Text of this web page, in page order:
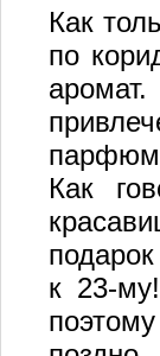
Как
по
Как
к 23-